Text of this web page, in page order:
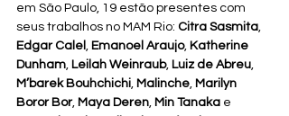
em São Paulo, 19 estão presentes com
seus trabalhos no MAM Rio: Citra Sasmita,
Edgar Calel , Emanoel Araujo, Katherine
Dunham, Leilah Weinraub, Luiz de Abreu,
M’barek Bouhchichi, Malinche, Marilyn
Boror Bor, Maya Deren, Min Tanaka e